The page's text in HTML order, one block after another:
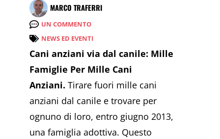
MARCO TRAFERRI
UN COMMENTO
NEWS ED EVENTI
Cani anziani via dal canile: Mille
Famiglie Per Mille Cani
Anziani. Tirare fuori mille cani
anziani dal canile e trovare per
ognuno di loro, entro giugno 2013,
una famiglia adottiva. Questo